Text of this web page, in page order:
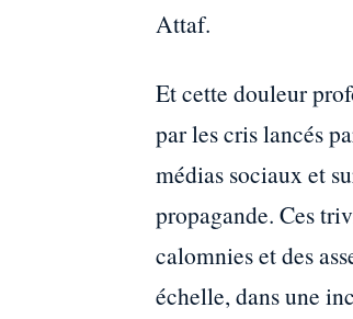
Attaf.
Et cette douleur
par les cris lancés
médias sociaux et
propagande. Ces
calomnies et des
échelle, dans une